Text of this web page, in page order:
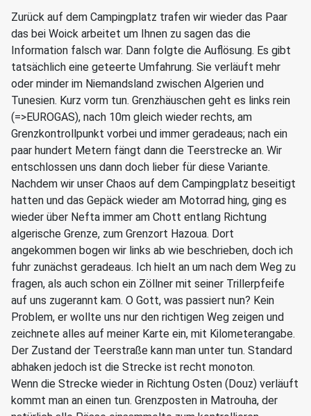
Zurück auf dem Campingplatz trafen wir wieder das Paar
das bei Woick arbeitet um Ihnen zu sagen das die
Information falsch war. Dann folgte die Auflösung. Es gibt
tatsächlich eine geteerte Umfahrung. Sie verläuft mehr
oder minder im Niemandsland zwischen Algerien und
Tunesien. Kurz vorm tun. Grenzhäuschen geht es links rein
(=>EUROGAS), nach 10m gleich wieder rechts, am
Grenzkontrollpunkt vorbei und immer geradeaus; nach ein
paar hundert Metern fängt dann die Teerstrecke an. Wir
entschlossen uns dann doch lieber für diese Variante.
Nachdem wir unser Chaos auf dem Campingplatz beseitigt
hatten und das Gepäck wieder am Motorrad hing, ging es
wieder über Nefta immer am Chott entlang Richtung
algerische Grenze, zum Grenzort Hazoua. Dort
angekommen bogen wir links ab wie beschrieben, doch ich
fuhr zunächst geradeaus. Ich hielt an um nach dem Weg zu
fragen, als auch schon ein Zöllner mit seiner Trillerpfeife
auf uns zugerannt kam. O Gott, was passiert nun? Kein
Problem, er wollte uns nur den richtigen Weg zeigen und
zeichnete alles auf meiner Karte ein, mit Kilometerangabe.
Der Zustand der Teerstraße kann man unter tun. Standard
abhaken jedoch ist die Strecke ist recht monoton.
Wenn die Strecke wieder in Richtung Osten (Douz) verläuft
kommt man an einen tun. Grenzposten in Matrouha, der